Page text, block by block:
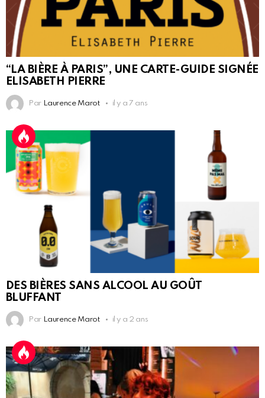
“LA BIÈRE À PARIS”, UNE CARTE-GUIDE SIGNÉE
ELISABETH PIERRE
Par Laurence Marot il y a 7 ans
DES BIÈRES SANS ALCOOL AU GOÛT
BLUFFANT
Par Laurence Marot il y a 2 ans